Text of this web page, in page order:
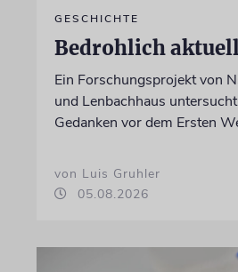
GESCHICHTE
Bedrohlich aktuell
Ein Forschungsprojekt von
und Lenbachhaus
Gedanken vor dem Ersten
von Luis Gruhler
05.08.2026